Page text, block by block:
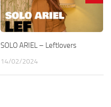
SOLO ARIEL – Leftlovers
14/02/2024